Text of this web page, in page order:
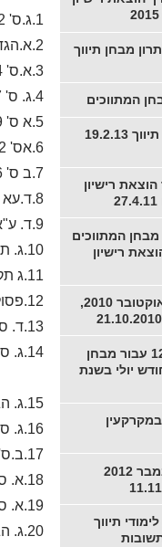
1.ג.ס' 2 לחוק המתווכים
2.א.הגדרת מקרקעין חוק המקרקעין
3.א.ס' 34 ב לחוק המקרקעין
4.ג. ס' 7א לחוק המכר דירות
5.א ס' 59 ב לחוק המקרקעין
6.אס' 62(א) לחוק המקרקעין
7.ב ס' 96 לחוק המקרקעין
8.ד.עא 294/76 אנגלו סכסון סוכנויות לנכסים(סביון) נ' רחל פסרמן ואח'
9.ד. ע"א 158/77 חוה רבינאי נ' חב' מן השקד(בפרוק)
10.ג. תקנות המתווכים במקרקעין פרטי הזמנה בכתב ס' 1(5)
11.ג תקנות המתווכים במקרקעין פרטי הזמנה בכתב ס' 1(5)
12.פסול
13.ד. ס' 11 לחוק המתווכים
14.ג. ס' 4 א חוק מיסוי מקרקעין+הגדרת מכירת נכסים אגב הסכם גירושין מספר פסקי הדין
15.ג. הגדרת זיוף בחוק העונשין.419. 420 418.לחוק העונשין
16.ג. ס' 197 לחוק התכנון והבניה
17.ב.ס' 94 לחוק המקרקעין
18.א. ס' 14א. (2) עבירת משמעת.ס' 12 לחוק המתווכים+פס"ד קשתות הנשיא
19.א. ס' 4 לחוק מיסוי מקרקעין
20.ג. הגדרת מע"מ ספר דיני מתווכים במקרקעין חלק שני, עקרונות ומושגי יסוד ופסקי דין
מבחן תיווך
פתרון מבחן המתווכים רישיון תיווך 19.2.13
רישיון
פתרון מבחן תיווך 16.1.2011 מבחן המתווכים
רישיון
פתרון מבחן תיווך מיום 21 באוקטובר 2010,
תשובות מבחן תיווך 12.7.2010 עבור מבחן
שנערך ביום 12 בחודש יולי בשנת
תשובות עבור מבחן תיווך נובמבר 2012
תיווך פתרון 26.1.2014 לימודי תיווך